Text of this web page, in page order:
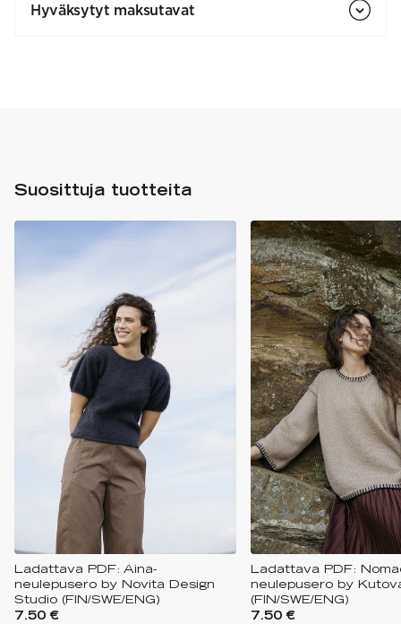
Hyväksytyt maksutavat
Suosittuja tuotteita
Ladattava PDF: Aina-
neulepusero by Novita Design
Studio (FIN/SWE/ENG)
7.50 €
Ladattava PDF:
neulepusero by
(FIN/SWE/ENG)
7.50 €